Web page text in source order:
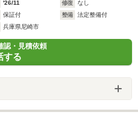
'26/11 修復
なし
保証付 整備
法定整備付
兵庫県尼崎市
認・見積依頼
する